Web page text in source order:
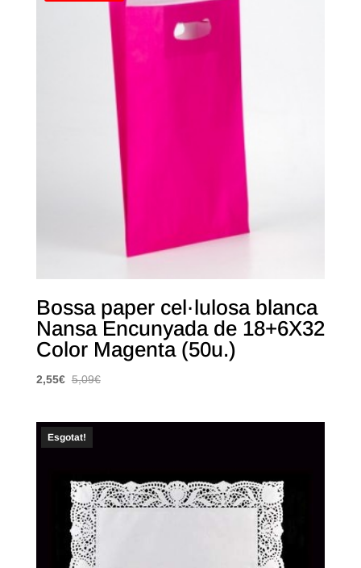
Bossa paper cel·lulosa blanca
Nansa Encunyada de 18+6X32
Color Magenta (50u.)
2,55€ 5,09€
Esgotat!